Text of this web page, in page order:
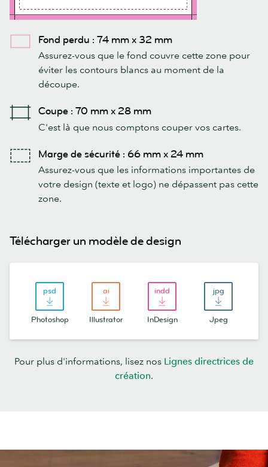
Fond perdu : 74 mm x 32 mm
Assurez-vous que le fond couvre cette zone pour
éviter les contours blancs au moment de la
découpe.
Coupe : 70 mm x 28 mm
C'est là que nous comptons couper vos cartes.
Marge de sécurité : 66 mm x 24 mm
Assurez-vous que les informations importantes de
votre design (texte et logo) ne dépassent pas cette
zone.
Télécharger un modèle de design
Photoshop Illustrator InDesign Jpeg
Pour plus d'informations, lisez nos Lignes directrices de
création.